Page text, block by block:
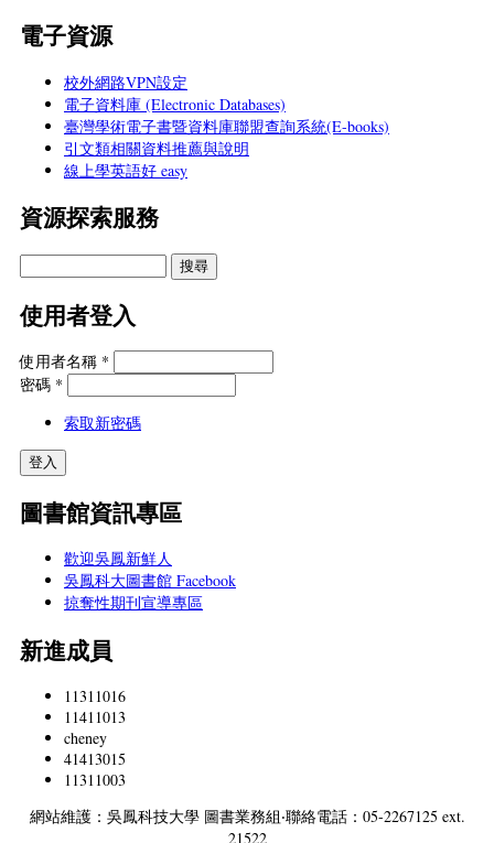
電子資源
校外網路VPN設定
電子資料庫 (Electronic Databases)
臺灣學術電子書暨資料庫聯盟查詢系統(E-books)
引文類相關資料推薦與說明
線上學英語好 easy
資源探索服務
使用者登入
使用者名稱 *
密碼 *
索取新密碼
圖書館資訊專區
歡迎吳鳳新鮮人
吳鳳科大圖書館 Facebook
掠奪性期刊宣導專區
新進成員
11311016
11411013
cheney
41413015
11311003
網站維護：吳鳳科技大學 圖書業務組‧聯絡電話：05-2267125 ext.
21522